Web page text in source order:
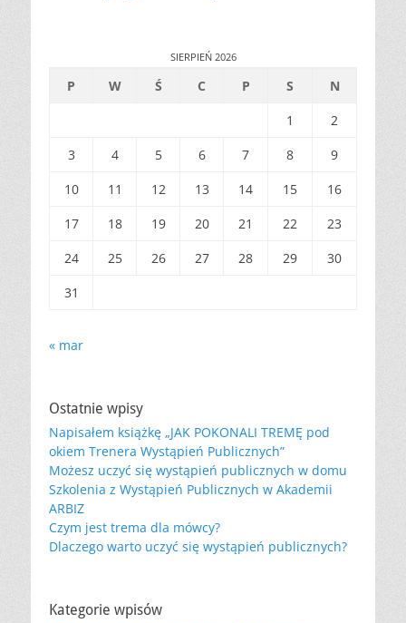
SIERPIEŃ 2026
P W Ś C P S
N
1
2
3
4 5 6 7 8
9
10
11 12 13 14 15
16
17
18 19 20 21 22
23
24
25 26 27 28 29
30
31
« mar
Ostatnie wpisy
Napisałem książkę „JAK POKONALI TREMĘ pod
okiem Trenera Wystąpień Publicznych”
Możesz uczyć się wystąpień publicznych w domu
Szkolenia z Wystąpień Publicznych w Akademii
ARBIZ
Czym jest trema dla mówcy?
Dlaczego warto uczyć się wystąpień publicznych?
Kategorie wpisów